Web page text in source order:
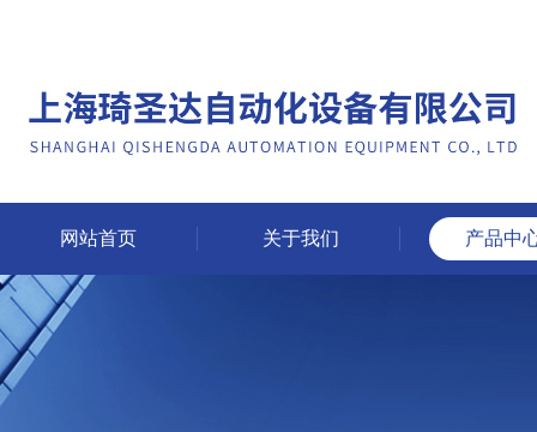
网站首页 关于我们 产品中